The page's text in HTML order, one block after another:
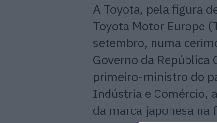
A Toyota, pela figura
Toyota Motor Europe
setembro, numa
Governo da República
primeiro-ministro do
Indústria e Comércio,
da marca japonesa na